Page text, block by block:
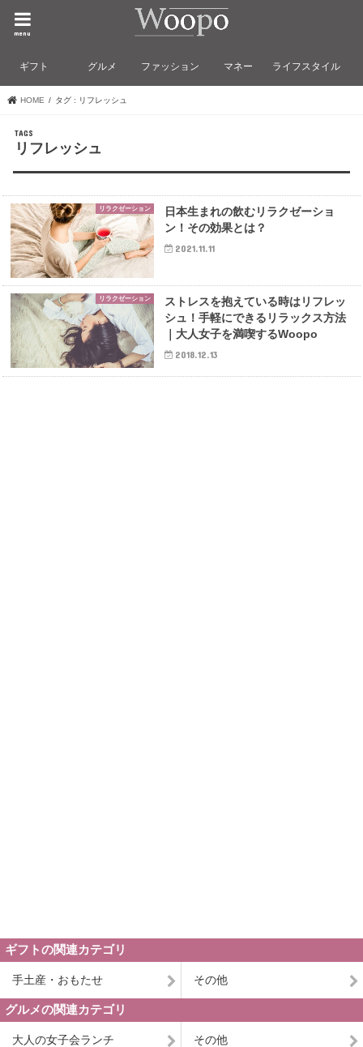
menu
ギフト グルメ ファッション マネー ライフスタイル
HOME タグ : リフレッシュ
リフレッシュ
リラクゼーション
日本生まれの飲むリラクゼーショ
ン！その効果とは？
2021.11.11
リラクゼーション
ストレスを抱えている時はリフレッ
シュ！手軽にできるリラックス方法
｜大人女子を満喫するWoopo
2018.12.13
ギフトの関連カテゴリ
手土産・おもたせ その他
グルメの関連カテゴリ
大人の女子会ランチ その他